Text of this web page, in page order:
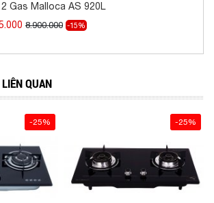
Gas Malloca AS 920L
8.900.000 -15%
QUAN
-25% -25%